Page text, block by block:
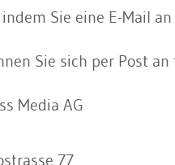
Sie eine E-Mail
Sie sich per Post
Media AG
77